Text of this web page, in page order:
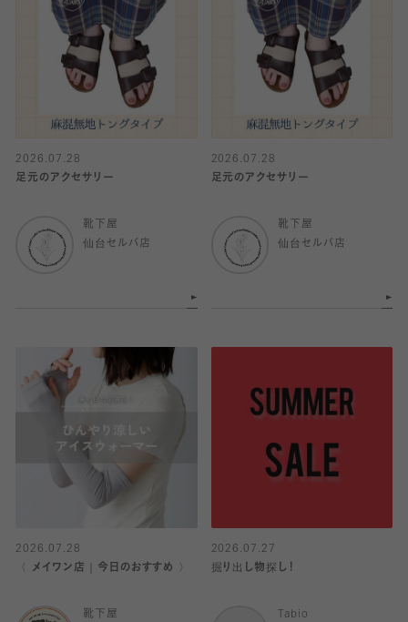
2026.07.28
足元のアクセサリー
靴下屋
仙台セルバ店
2026.07.28
足元のアクセサリー
靴下屋
仙台セルバ店
2026.07.28
〈 メイワン店｜今日のおすすめ 〉
靴下屋
2026.07.27
掘り出し物探し！
Tabio